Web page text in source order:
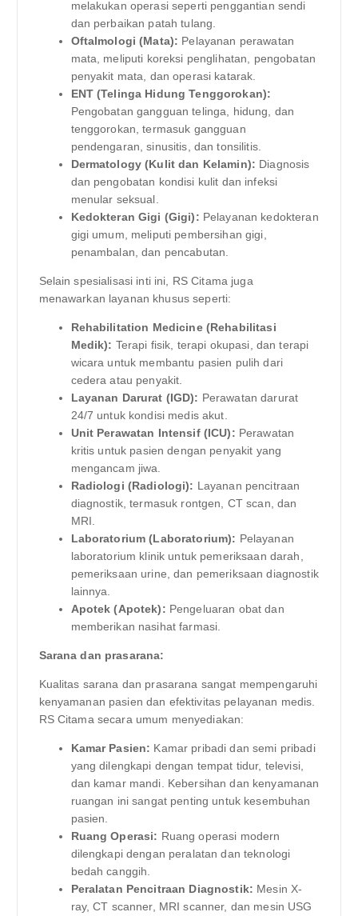
melakukan operasi seperti penggantian sendi
dan perbaikan patah tulang.
Oftalmologi (Mata): Pelayanan perawatan
mata, meliputi koreksi penglihatan, pengobatan
penyakit mata, dan operasi katarak.
ENT (Telinga Hidung Tenggorokan):
Pengobatan gangguan telinga, hidung, dan
tenggorokan, termasuk gangguan
pendengaran, sinusitis, dan tonsilitis.
Dermatology (Kulit dan Kelamin): Diagnosis
dan pengobatan kondisi kulit dan infeksi
menular seksual.
Kedokteran Gigi (Gigi): Pelayanan kedokteran
gigi umum, meliputi pembersihan gigi,
penambalan, dan pencabutan.
Selain spesialisasi inti ini, RS Citama juga
menawarkan layanan khusus seperti:
Rehabilitation Medicine (Rehabilitasi
Medik): Terapi fisik, terapi okupasi, dan terapi
wicara untuk membantu pasien pulih dari
cedera atau penyakit.
Layanan Darurat (IGD): Perawatan darurat
24/7 untuk kondisi medis akut.
Unit Perawatan Intensif (ICU): Perawatan
kritis untuk pasien dengan penyakit yang
mengancam jiwa.
Radiologi (Radiologi): Layanan pencitraan
diagnostik, termasuk rontgen, CT scan, dan
MRI.
Laboratorium (Laboratorium): Pelayanan
laboratorium klinik untuk pemeriksaan darah,
pemeriksaan urine, dan pemeriksaan diagnostik
lainnya.
Apotek (Apotek): Pengeluaran obat dan
memberikan nasihat farmasi.
Sarana dan prasarana:
Kualitas sarana dan prasarana sangat mempengaruhi
kenyamanan pasien dan efektivitas pelayanan medis.
RS Citama secara umum menyediakan:
Kamar Pasien: Kamar pribadi dan semi pribadi
yang dilengkapi dengan tempat tidur, televisi,
dan kamar mandi. Kebersihan dan kenyamanan
ruangan ini sangat penting untuk kesembuhan
pasien.
Ruang Operasi: Ruang operasi modern
dilengkapi dengan peralatan dan teknologi
bedah canggih.
Peralatan Pencitraan Diagnostik: Mesin X-
ray, CT scanner, MRI scanner, dan mesin USG